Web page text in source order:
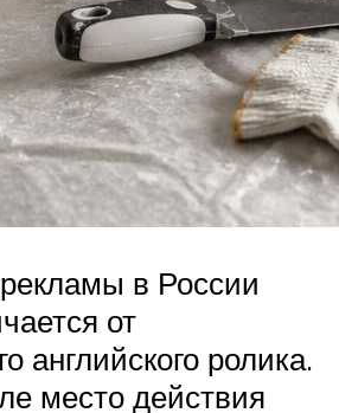
в России
от
английского ролика.
место действия